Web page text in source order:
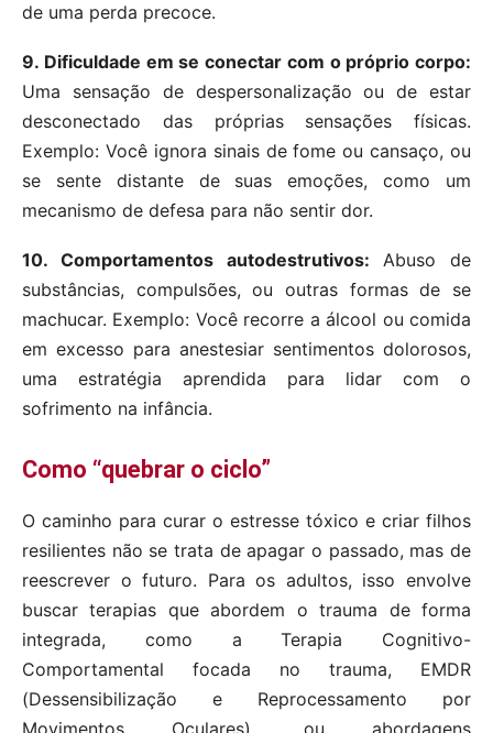
de uma perda precoce.
9. Dificuldade em se conectar com o próprio corpo:
Uma sensação de despersonalização ou de estar
desconectado das próprias sensações físicas.
Exemplo: Você ignora sinais de fome ou cansaço, ou
se sente distante de suas emoções, como um
mecanismo de defesa para não sentir dor.
10. Comportamentos autodestrutivos: Abuso de
substâncias, compulsões, ou outras formas de se
machucar. Exemplo: Você recorre a álcool ou comida
em excesso para anestesiar sentimentos dolorosos,
uma estratégia aprendida para lidar com o
sofrimento na infância.
Como “quebrar o ciclo”
O caminho para curar o estresse tóxico e criar filhos
resilientes não se trata de apagar o passado, mas de
reescrever o futuro. Para os adultos, isso envolve
buscar terapias que abordem o trauma de forma
integrada, como a Terapia Cognitivo-
Comportamental focada no trauma, EMDR
(Dessensibilização e Reprocessamento por